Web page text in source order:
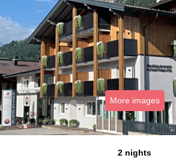
More images
2 nights